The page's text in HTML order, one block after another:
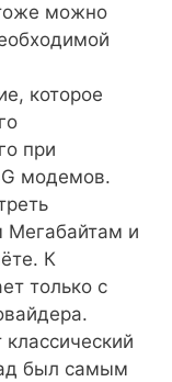
можно
которое
при
модемов.
Мегабайтам и
К
только с
был самым